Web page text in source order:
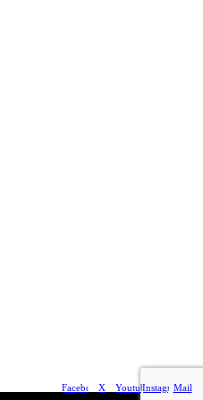
FacebookX YoutubeInstagramMail